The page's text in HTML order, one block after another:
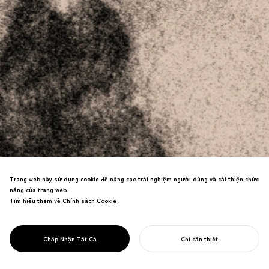
THIẾT KẾ CHO VỆ
SINH
NOSIGNER thiết kế các giải pháp thiết kế
khỏe cộng đồng thúc đẩy thay đổi hành
Trang web này sử dụng cookie để nâng cao trải nghiệm người dùng và cải thiện chức
năng của trang web.
Tìm hiểu thêm về Chính sách Cookie
Chính sách Cookie .
Chấp Nhận Tất Cả Chỉ cần thiết